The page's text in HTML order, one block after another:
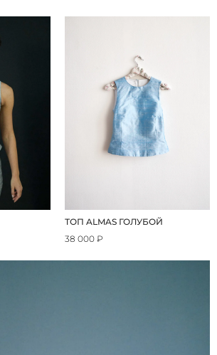
ТОП ALMAS ГОЛУБОЙ
38 000 ₽